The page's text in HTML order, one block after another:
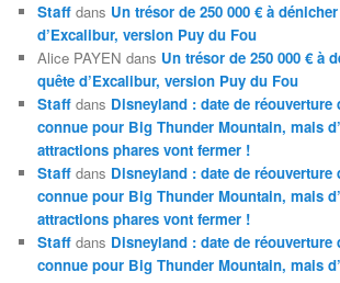
Staff dans Un trésor de 250 000 € à
d’Excalibur, version Puy du Fou
Alice PAYEN dans Un trésor de 250 000 € à
quête d’Excalibur, version Puy du Fou
Staff dans Disneyland : date de réouverture
connue pour Big Thunder Mountain, mais
attractions phares vont fermer !
Staff dans Disneyland : date de réouverture
connue pour Big Thunder Mountain, mais
attractions phares vont fermer !
Staff dans Disneyland : date de réouverture
connue pour Big Thunder Mountain, mais